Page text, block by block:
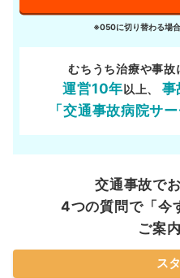
※050に切り替わる場合
むちうち治療や事故
運営10年以上、 事
「交通事故病院サー
交通事故で
4つの質問で「今
ご案
ス